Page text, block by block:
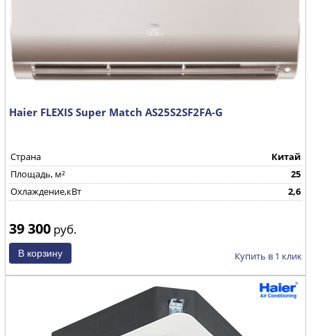
Haier FLEXIS Super Match AS25S2SF2FA-G
Страна
Китай
Площадь, м²
25
Охлаждение,кВт
2,6
39 300 руб.
Купить в 1 клик